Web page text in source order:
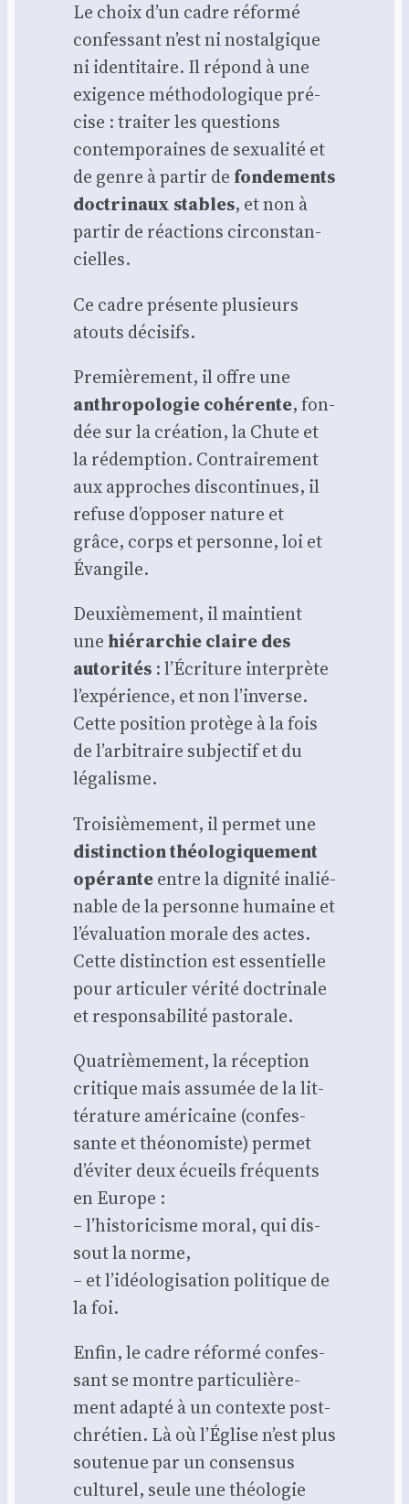
Le choix d’un cadre réfor­mé
confes­sant n’est ni nos­tal­gique
ni iden­ti­taire. Il répond à une
exi­gence métho­do­lo­gique pré­
cise : trai­ter les ques­tions
contem­po­raines de sexua­li­té et
de genre à par­tir defon­de­ments
doc­tri­naux stables, et non à
par­tir de réac­tions cir­cons­tan­
cielles.
Ce cadre pré­sente plu­sieurs
atouts déci­sifs.
Pre­miè­re­ment, il offre une
anthro­po­lo­gie cohé­rente, fon­
dée sur la créa­tion, la Chute et
la rédemp­tion. Contrai­re­ment
aux approches dis­con­ti­nues, il
refuse d’opposer nature et
grâce, corps et per­sonne, loi et
Évan­gile.
Deuxiè­me­ment, il main­tient
une hié­rar­chie claire des
auto­ri­tés : l’Écriture inter­prète
l’expérience, et non l’inverse.
Cette posi­tion pro­tège à la fois
de l’arbitraire sub­jec­tif et du
léga­lisme.
Troi­siè­me­ment, il per­met une
dis­tinc­tion théo­lo­gi­que­ment
opé­ranteentre la digni­té inalié­
nable de la per­sonne humaine et
l’évaluation morale des actes.
Cette dis­tinc­tion est essen­tielle
pour arti­cu­ler véri­té doc­tri­nale
et res­pon­sa­bi­li­té pas­to­rale.
Qua­triè­me­ment, la récep­tion
cri­tique mais assu­mée de la lit­
té­ra­ture amé­ri­caine (confes­
sante et théo­no­miste) per­met
d’éviter deux écueils fré­quents
en Europe :
– l’historicisme moral, qui dis­
sout la norme,
– et l’idéologisation poli­tique de
la foi.
Enfin, le cadre réfor­mé confes­
sant se montre par­ti­cu­liè­re­
ment adap­té à un contexte post-
chré­tien. Là où l’Église n’est plus
sou­te­nue par un consen­sus
cultu­rel, seule une théo­lo­gie